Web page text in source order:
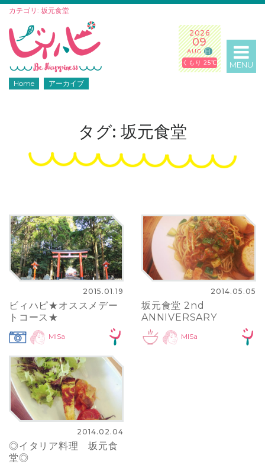
カテゴリ: 坂元食堂
2026
09
AUG日
くもり 25℃
MENU
Home アーカイブ
タグ: 坂元食堂
2015.01.19
ビィハピ★オススメデー
トコース★
MISa
2014.05.05
坂元食堂 2nd
ANNIVERSARY
MISa
2014.02.04
◎イタリア料理 坂元食
堂◎